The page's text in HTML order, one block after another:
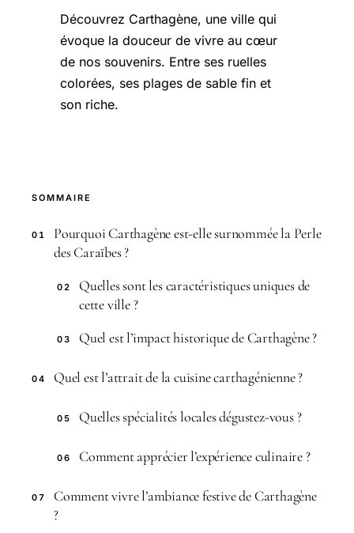
Découvrez Carthagène, une ville qui
évoque la douceur de vivre au cœur
de nos souvenirs. Entre ses ruelles
colorées, ses plages de sable fin et
son riche.
SOMMAIRE
01
Pourquoi Carthagène est-elle surnommée la Perle
des Caraïbes ?
02
Quelles sont les caractéristiques uniques de
cette ville ?
03 Quel est l’impact historique de Carthagène ?
04 Quel est l’attrait de la cuisine carthagénienne ?
05 Quelles spécialités locales dégustez-vous ?
06 Comment apprécier l’expérience culinaire ?
07
Comment vivre l’ambiance festive de Carthagène
?